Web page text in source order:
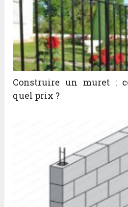
Construire un muret :
quel prix ?